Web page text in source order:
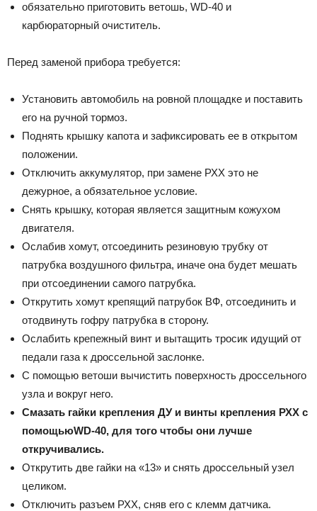
обязательно приготовить ветошь, WD-40 и
карбюраторный очиститель.
Перед заменой прибора требуется:
Установить автомобиль на ровной площадке и поставить
его на ручной тормоз.
Поднять крышку капота и зафиксировать ее в открытом
положении.
Отключить аккумулятор, при замене РХХ это не
дежурное, а обязательное условие.
Снять крышку, которая является защитным кожухом
двигателя.
Ослабив хомут, отсоединить резиновую трубку от
патрубка воздушного фильтра, иначе она будет мешать
при отсоединении самого патрубка.
Открутить хомут крепящий патрубок ВФ, отсоединить и
отодвинуть гофру патрубка в сторону.
Ослабить крепежный винт и вытащить тросик идущий от
педали газа к дроссельной заслонке.
С помощью ветоши вычистить поверхность дроссельного
узла и вокруг него.
Смазать гайки крепления ДУ и винты крепления РХХ с
помощьюWD-40, для того чтобы они лучше
откручивались.
Открутить две гайки на «13» и снять дроссельный узел
целиком.
Отключить разъем РХХ, сняв его с клемм датчика.